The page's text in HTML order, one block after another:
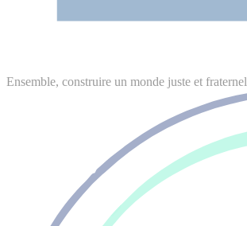
Ensemble, construire un monde juste et fraternel